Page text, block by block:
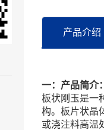
产品介绍
一：产品简介：
板状刚玉是一
构。板片状晶
或浇注料高温